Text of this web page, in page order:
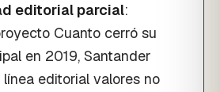
editorial parcial:
Cuanto cerró su
en 2019, Santander
editorial valores no